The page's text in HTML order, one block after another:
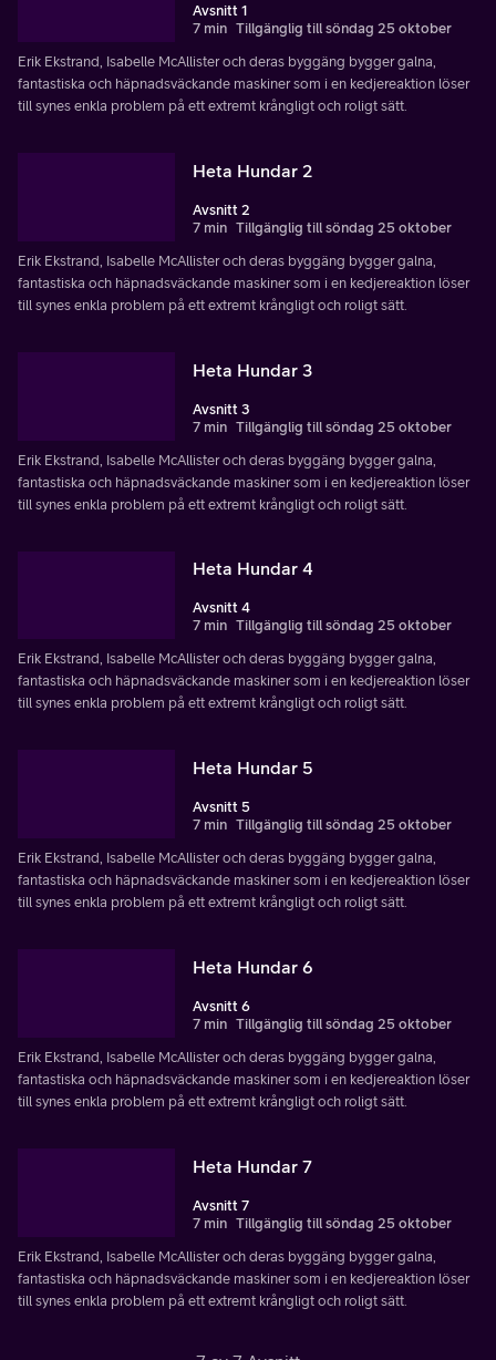
Avsnitt 1
7 min Tillgänglig till söndag 25 oktober
Erik Ekstrand, Isabelle McAllister och deras byggäng bygger galna,
fantastiska och häpnadsväckande maskiner som i en kedjereaktion löser
till synes enkla problem på ett extremt krångligt och roligt sätt.
Heta Hundar 2
Avsnitt 2
7 min Tillgänglig till söndag 25 oktober
Erik Ekstrand, Isabelle McAllister och deras byggäng bygger galna,
fantastiska och häpnadsväckande maskiner som i en kedjereaktion löser
till synes enkla problem på ett extremt krångligt och roligt sätt.
Heta Hundar 3
Avsnitt 3
7 min Tillgänglig till söndag 25 oktober
Erik Ekstrand, Isabelle McAllister och deras byggäng bygger galna,
fantastiska och häpnadsväckande maskiner som i en kedjereaktion löser
till synes enkla problem på ett extremt krångligt och roligt sätt.
Heta Hundar 4
Avsnitt 4
7 min Tillgänglig till söndag 25 oktober
Erik Ekstrand, Isabelle McAllister och deras byggäng bygger galna,
fantastiska och häpnadsväckande maskiner som i en kedjereaktion löser
till synes enkla problem på ett extremt krångligt och roligt sätt.
Heta Hundar 5
Avsnitt 5
7 min Tillgänglig till söndag 25 oktober
Erik Ekstrand, Isabelle McAllister och deras byggäng bygger galna,
fantastiska och häpnadsväckande maskiner som i en kedjereaktion löser
till synes enkla problem på ett extremt krångligt och roligt sätt.
Heta Hundar 6
Avsnitt 6
7 min Tillgänglig till söndag 25 oktober
Erik Ekstrand, Isabelle McAllister och deras byggäng bygger galna,
fantastiska och häpnadsväckande maskiner som i en kedjereaktion löser
till synes enkla problem på ett extremt krångligt och roligt sätt.
Heta Hundar 7
Avsnitt 7
7 min Tillgänglig till söndag 25 oktober
Erik Ekstrand, Isabelle McAllister och deras byggäng bygger galna,
fantastiska och häpnadsväckande maskiner som i en kedjereaktion löser
till synes enkla problem på ett extremt krångligt och roligt sätt.